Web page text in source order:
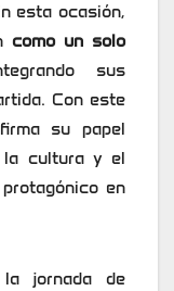
esta ocasión,
como un solo
sus
Con este
su papel
la cultura y el
en
jornada de